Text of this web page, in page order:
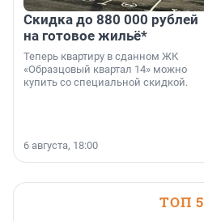
Скидка до 880 000 рублей
на готовое жильё*
Теперь квартиру в сданном ЖК
«Образцовый квартал 14» можно
купить со специальной скидкой.
6 августа, 18:00
ТОП 5